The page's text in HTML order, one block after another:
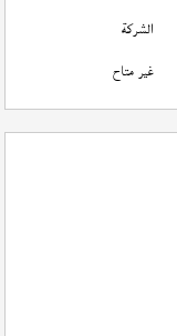
الشركة
غير متاح